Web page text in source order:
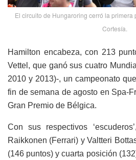
El circuito de Hungaroring cerró la primera
Cortesía.
Hamilton encabeza, con 213
Vettel, que ganó sus cuatro
2010 y 2013)-, un campeonato
fin de semana de agosto en Spa-
Gran Premio de Bélgica.
Con sus respectivos
Raikkonen (Ferrari) y Valtteri
(146 puntos) y cuarta posición